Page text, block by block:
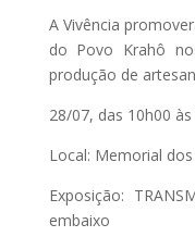
A Vivência
do Povo Krahô
produção de
28/07, das 10h00 às
Local: Memorial
Exposição:
embaixo